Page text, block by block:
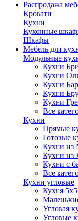
Распродажа
Кровати
Кухни
Кухонные
Шкафы
Мебель для
Модульные
Кухни
Кухни
Кухни
Кухни
Кухни
Все
Кухни
Прямые
Готовые
Кухни
Кухни
Кухни с
Все
Кухни угловые
Кухня 5х5
Угловая
Угловые